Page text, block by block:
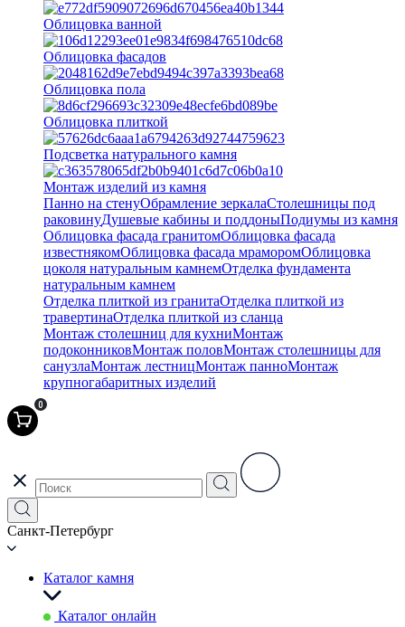
Облицовка ванной
Облицовка фасадов
Облицовка пола
Облицовка плиткой
Подсветка натурального камня
Монтаж изделий из камня
Панно на стенуОбрамление зеркалаСтолешницы под
раковинуДушевые кабины и поддоныПодиумы из камня
Облицовка фасада гранитомОблицовка фасада
известнякомОблицовка фасада мраморомОблицовка
цоколя натуральным камнемОтделка фундамента
натуральным камнем
Отделка плиткой из гранитаОтделка плиткой из
травертинаОтделка плиткой из сланца
Монтаж столешниц для кухниМонтаж
подоконниковМонтаж половМонтаж столешницы для
санузлаМонтаж лестницМонтаж панноМонтаж
крупногабаритных изделий
0
Санкт-Петербург
Каталог камня
Каталог онлайн